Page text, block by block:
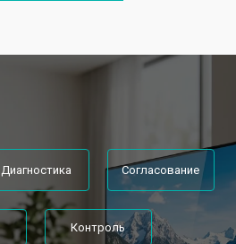
от 3900 ₽
Диагностика Согласование
Контроль